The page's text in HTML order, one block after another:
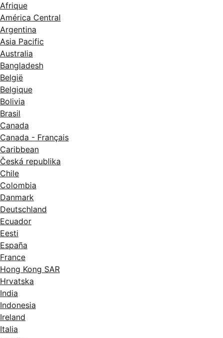
Afrique
América Central
Argentina
Asia Pacific
Australia
Bangladesh
België
Belgique
Bolivia
Brasil
Canada
Canada - Français
Caribbean
Česká republika
Chile
Colombia
Danmark
Deutschland
Ecuador
Eesti
España
France
Hong Kong SAR
Hrvatska
India
Indonesia
Ireland
Italia